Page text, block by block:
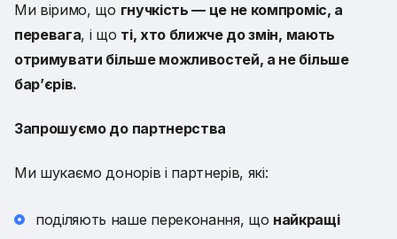
Ми віримо, що гнучкість — це не компроміс, а
перевага, і що ті, хто ближче до змін, мають
отримувати більше можливостей, а не більше
бар’єрів.
Запрошуємо до партнерства
Ми шукаємо донорів і партнерів, які:
поділяють наше переконання, що найкращі